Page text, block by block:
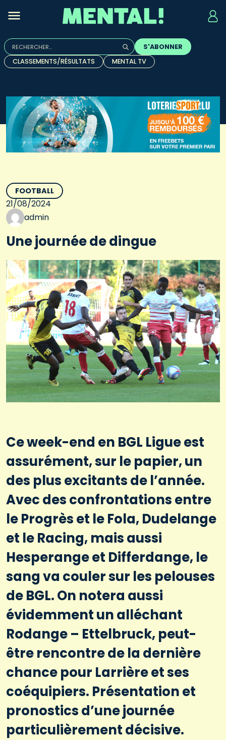
Rechercher :
Quand les résultats de l'auto-complétion sont
S'ABONNER
CLASSEMENTS/RÉSULTATS
MENTAL TV
FOOTBALL
21/08/2024
admin
Une journée de dingue
Ce week-end en BGL Ligue est
assurément, sur le papier, un
des plus excitants de l’année.
Avec des confrontations entre
le Progrès et le Fola, Dudelange
et le Racing, mais aussi
Hesperange et Differdange, le
sang va couler sur les pelouses
de BGL. On notera aussi
évidemment un alléchant
Rodange – Ettelbruck, peut-
être rencontre de la dernière
chance pour Larrière et ses
coéquipiers. Présentation et
pronostics d’une journée
particulièrement décisive.